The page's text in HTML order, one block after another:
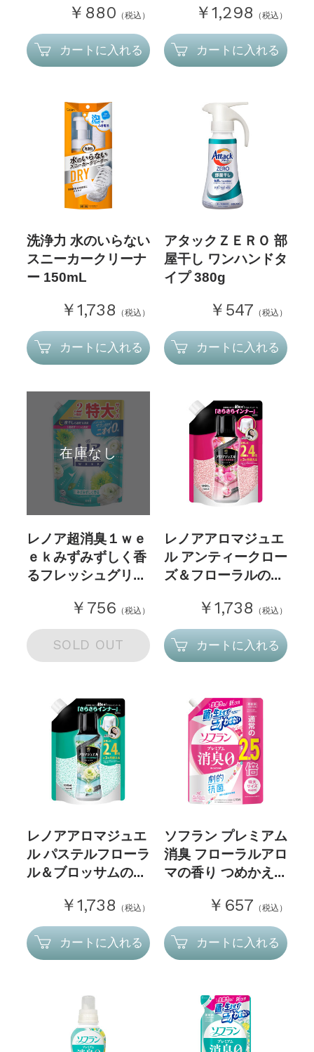
￥880 （税込）
カートに入れる
￥1,298 （税込）
カートに入れる
洗浄力 水のいらない
スニーカークリーナ
ー 150mL
￥1,738 （税込）
カートに入れる
アタックＺＥＲＯ 部
屋干し ワンハンドタ
イプ 380g
￥547 （税込）
カートに入れる
在庫なし
レノア超消臭１ｗｅ
ｅｋみずみずしく香
るフレッシュグリ...
￥756 （税込）
SOLD OUT
レノアアロマジュエ
ル アンティークロー
ズ＆フローラルの...
￥1,738 （税込）
カートに入れる
レノアアロマジュエ
ル パステルフローラ
ル＆ブロッサムの...
￥1,738 （税込）
カートに入れる
ソフラン プレミアム
消臭 フローラルアロ
マの香り つめかえ...
￥657 （税込）
カートに入れる